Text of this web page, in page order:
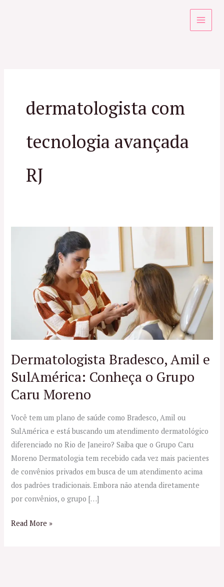
dermatologista com
tecnologia avançada
RJ
Dermatologista Bradesco, Amil e
SulAmérica: Conheça o Grupo
Caru Moreno
Você tem um plano de saúde como Bradesco, Amil ou
SulAmérica e está buscando um atendimento dermatológico
diferenciado no Rio de Janeiro? Saiba que o Grupo Caru
Moreno Dermatologia tem recebido cada vez mais pacientes
de convênios privados em busca de um atendimento acima
dos padrões tradicionais. Embora não atenda diretamente
por convênios, o grupo […]
SulAmérica:
Conheça
Caru
Moreno
Read More »